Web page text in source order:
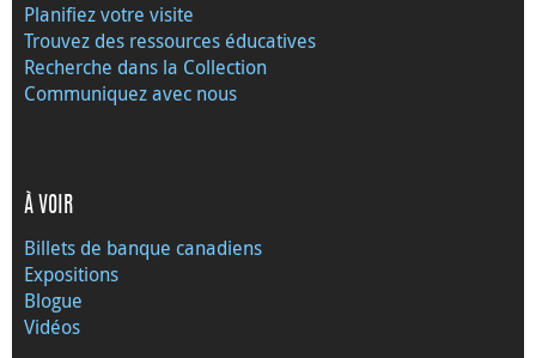
Planifiez votre visite
Trouvez des ressources éducatives
Recherche dans la Collection
Communiquez avec nous
À VOIR
Billets de banque canadiens
Expositions
Blogue
Vidéos